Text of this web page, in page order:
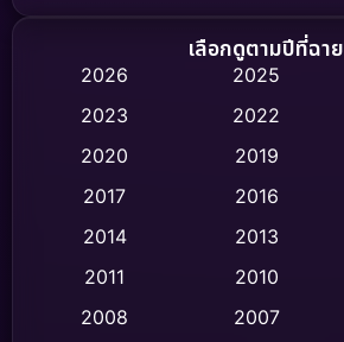
Biography ชีวิตจริง
Classic หนังคลาสสิก
Comedy ตลก
Crime อาชญากรรม
เลือกดูตามปีที่ฉาย
2026 2025
2023
2022
2020
2019
2017
2016
2014
2013
2011
2010
2008
2007